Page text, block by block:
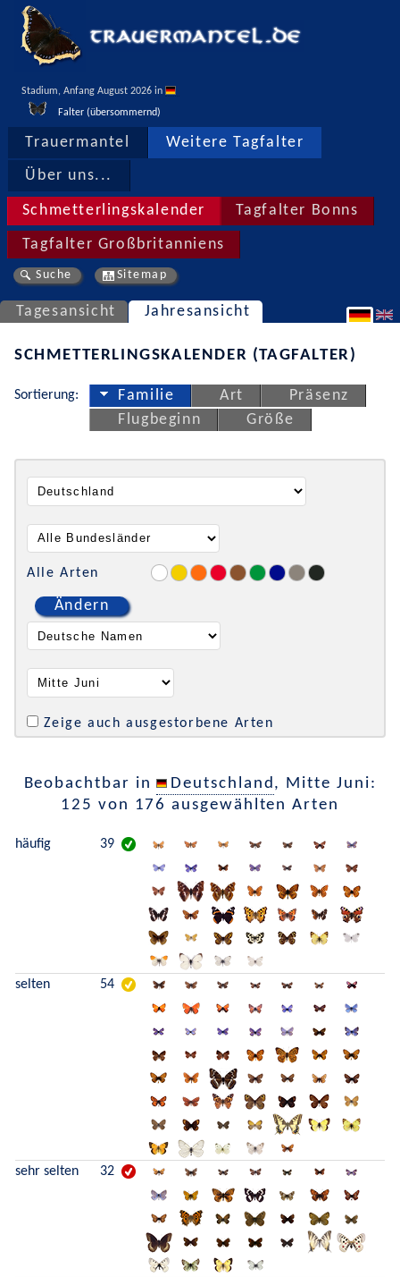
Stadium, Anfang August 2026 in
Falter (übersommernd)
Trauermantel Weitere Tagfalter
Über uns...
Schmetterlingskalender Tagfalter Bonns
Tagfalter Großbritanniens
Suche Sitemap
Tagesansicht Jahresansicht
SCHMETTERLINGSKALENDER (TAGFALTER)
Sortierung: Familie Art
Präsenz
Flugbeginn
Größe
Alle Arten
Ändern
Zeige auch ausgestorbene Arten
Beobachtbar in Deutschland, Mitte Juni:
125 von 176 ausgewählten Arten
häufig 39
selten 54
sehr selten 32